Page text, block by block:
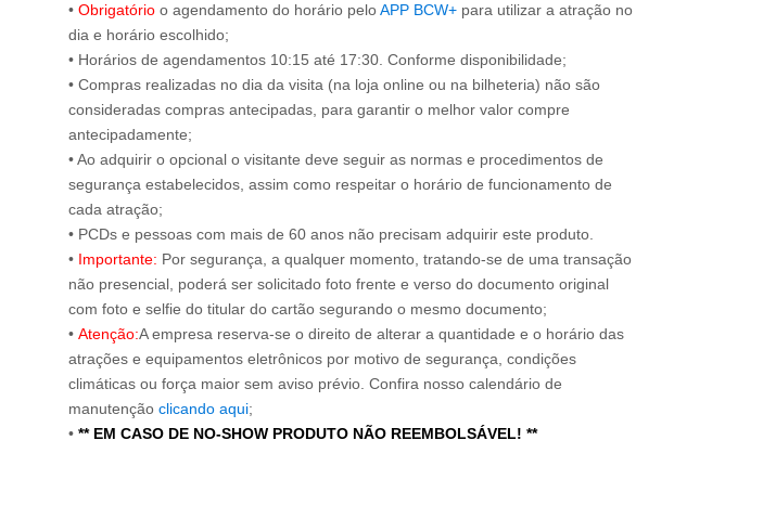
• Obrigatório o agendamento do horário peloAPP BCW+ para utilizar a atração no
dia e horário escolhido;
• Horários de agendamentos 10:15 até 17:30. Conforme disponibilidade;
• Compras realizadas no dia da visita (na loja online ou na bilheteria) não são
consideradas compras antecipadas, para garantir o melhor valor compre
antecipadamente;
• Ao adquirir o opcional o visitante deve seguir as normas e procedimentos de
segurança estabelecidos, assim como respeitar o horário de funcionamento de
cada atração;
• PCDs e pessoas com mais de 60 anos não precisam adquirir este produto.
• Importante: Por segurança, a qualquer momento, tratando-se de uma transação
não presencial, poderá ser solicitado foto frente e verso do documento original
com foto e selfie do titular do cartão segurando o mesmo documento;
• Atenção:A empresa reserva-se o direito de alterar a quantidade e o horário das
atrações e equipamentos eletrônicos por motivo de segurança, condições
climáticas ou força maior sem aviso prévio. Confira nosso calendário de
manutenção clicando aqui;
• ** EM CASO DE NO-SHOW PRODUTO NÃO REEMBOLSÁVEL! **